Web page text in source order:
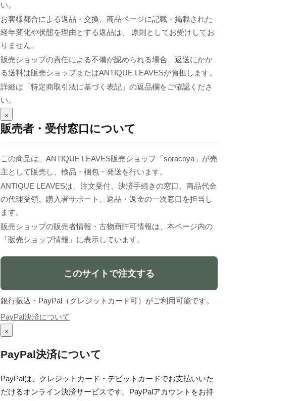
い。
お客様都合による返品・交換、商品ページに記載・掲載された
経年変化や状態を理由とする返品は、 原則としてお受けしてお
りません。
販売ショップの責任による不備が認められる場合、返送にかか
る送料は販売ショップまたはANTIQUE LEAVESが負担します。
詳細は「特定商取引法に基づく表記」の返品欄をご確認くださ
い。
×
販売者・受付窓口について
この商品は、ANTIQUE LEAVES販売ショップ「soracoya」が売
主として販売し、検品・梱包・発送を行います。
ANTIQUE LEAVESは、注文受付、決済手続きの窓口、商品代金
の代理受領、購入者サポート、返品・返金の一次窓口を担当し
ます。
販売ショップの販売者情報・古物商許可情報は、本ページ内の
「販売ショップ情報」に表示しています。
このサイトで注文する
銀行振込・PayPal（クレジットカード可）がご利用可能です。
PayPal決済について
×
PayPal決済について
PayPalは、クレジットカード・デビットカードでお支払いいた
だけるオンライン決済サービスです。PayPalアカウントをお持